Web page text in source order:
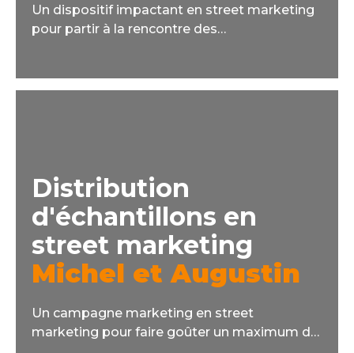
Un dispositif impactant en street marketing
pour partir à la rencontre des
Distribution
d'échantillons en
street marketing
Michel et Augustin
Un campagne marketing en street
marketing pour faire goûter un maximum de